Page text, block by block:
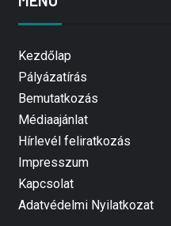
Kezdőlap
Pályázatírás
Bemutatkozás
Médiaajánlat
Hírlevél feliratkozás
Impresszum
Kapcsolat
Adatvédelmi Nyilatkozat